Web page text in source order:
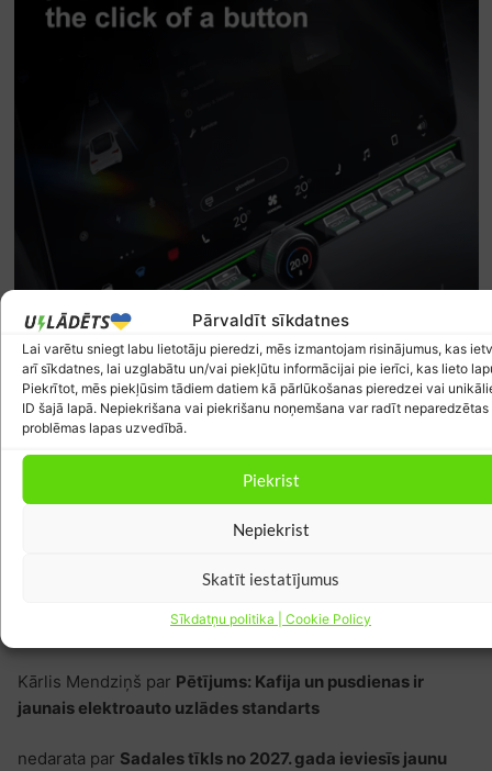
Pārvaldīt sīkdatnes
Lai varētu sniegt labu lietotāju pieredzi, mēs izmantojam risinājumus, kas
arī sīkdatnes, lai uzglabātu un/vai piekļūtu informācijai pie ierīci, kas lieto
Piekrītot, mēs piekļūsim tādiem datiem kā pārlūkošanas pieredzei vai
ID šajā lapā. Nepiekrišana vai piekrišanu noņemšana var radīt neparedzētas
problēmas lapas uzvedībā.
Piekrist
Nepiekrist
Skatīt iestatījumus
Sīkdatņu politika | Cookie Policy
padarīt valsts subsīdijas taisnīgākas un efektīvākas
Kārlis Mendziņš par Pētījums: Kafija un pusdienas ir
jaunais elektroauto uzlādes standarts
nedarata par Sadales tīkls no 2027. gada ieviesīs jaunu